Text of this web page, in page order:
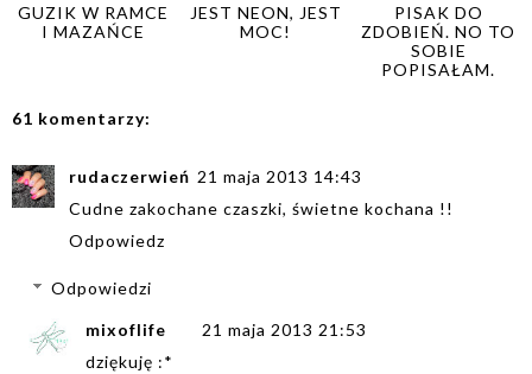
GUZIK W RAMCE
I MAZAŃCE
JEST NEON, JEST
MOC!
PISAK DO
ZDOBIEŃ. NO TO
SOBIE
POPISAŁAM.
61 komentarzy:
rudaczerwień 21 maja 2013 14:43
Cudne zakochane czaszki, świetne kochana !!
Odpowiedz
Odpowiedzi
mixoflife
21 maja 2013 21:53
dziękuję :*